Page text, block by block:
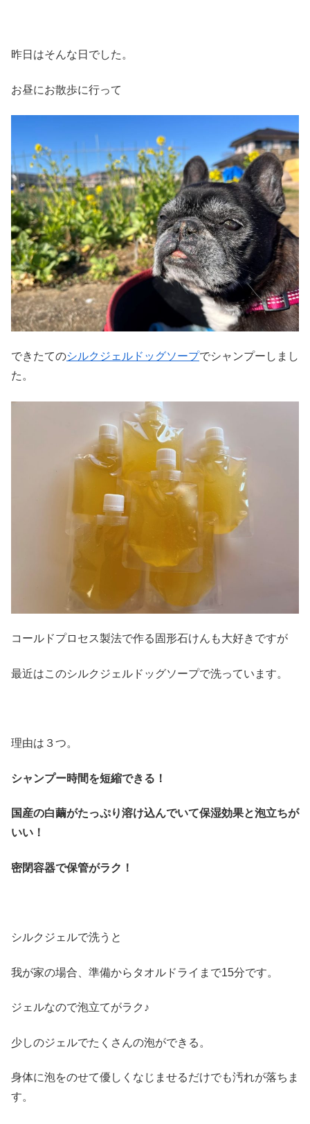
昨日はそんな日でした。
お昼にお散歩に行って
できたてのシルクジェルドッグソープでシャンプーしまし
た。
コールドプロセス製法で作る固形石けんも大好きですが
最近はこのシルクジェルドッグソープで洗っています。
理由は３つ。
シャンプー時間を短縮できる！
国産の白繭がたっぷり溶け込んでいて保湿効果と泡立ちが
いい！
密閉容器で保管がラク！
シルクジェルで洗うと
我が家の場合、準備からタオルドライまで15分です。
ジェルなので泡立てがラク♪
少しのジェルでたくさんの泡ができる。
身体に泡をのせて優しくなじませるだけでも汚れが落ちま
す。